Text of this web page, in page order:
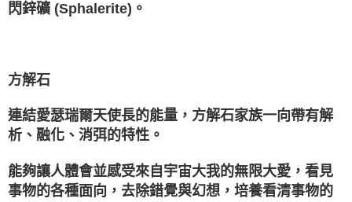
閃鋅礦 (Sphalerite)。
方解石
連結愛瑟瑞爾天使長的能量，方解石家族一向帶有解
析、融化、消弭的特性。
能夠讓人體會並感受來自宇宙大我的無限大愛，看見
事物的各種面向，去除錯覺與幻想，培養看清事物的